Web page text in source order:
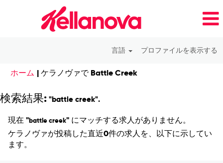
言語 プロファイルを表示する
ホーム | ケラノヴァで Battle Creek(現
ー
ジ)
検索結果: "battle creek".
現在 "battle creek" にマッチする求人がありません。
ケラノヴァが投稿した直近0件の求人を、以下に示してい
ます。